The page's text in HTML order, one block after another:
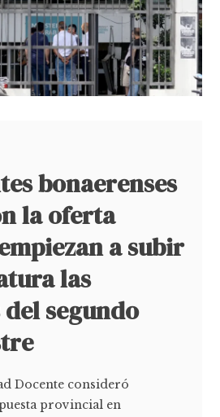
bonaerenses
la oferta
a subir
las
segundo
Docente consideró
provincial en